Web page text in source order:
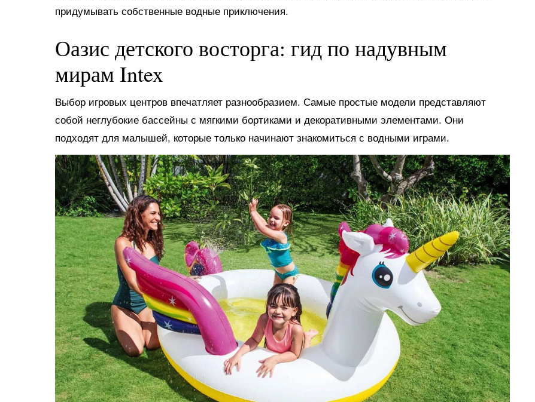
придумывать собственные водные приключения.
Оазис детского восторга: гид по надувным
мирам Intex
Выбор игровых центров впечатляет разнообразием. Самые простые модели представляют
собой неглубокие бассейны с мягкими бортиками и декоративными элементами. Они
подходят для малышей, которые только начинают знакомиться с водными играми.